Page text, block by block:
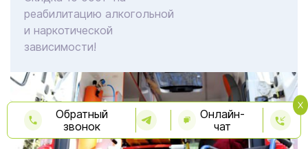
реабилитацию алкогольной
и наркотической
зависимости!
Обратный
звонок
Онлайн-
чат